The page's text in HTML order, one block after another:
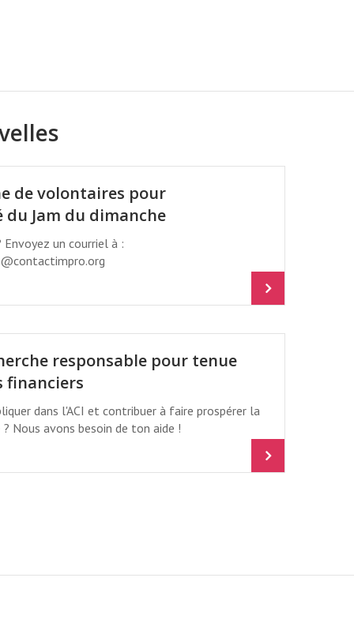
/ KIRSTIE
de volontaires pour
du Jam du dimanche
Envoyez un courriel à :
responsable pour tenue
financiers
dans l'ACI et contribuer à faire prospérer la
Nous avons besoin de ton aide !